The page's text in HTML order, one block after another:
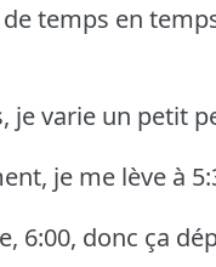
de temps en
je varie un petit
je me lève à
6:00, donc ça